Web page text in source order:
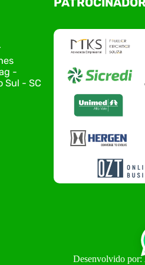
de Tecnologia da Informação do
Conexão Tech NIAVI, reunindo
tecnologia da região para uma
conteúdo
de novas
encontro aconteceu em Rio…
-
Sul - SC
Desenvolvido por: